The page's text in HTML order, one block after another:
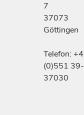
7
37073
Göttingen
Telefon:
(0)551 39-
37030